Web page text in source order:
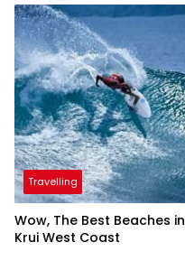
Travelling
Wow, The Best Beaches in
Krui West Coast